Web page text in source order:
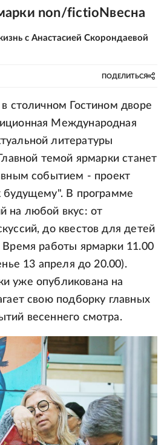
non/fictioNвесна
с Анастасией Скорондаевой
ПОДЕЛИТЬСЯ
столичном Гостином дворе
Международная
литературы
темой ярмарки станет
событием - проект
будущему". В программе
на любой вкус: от
до квестов для детей
Время работы ярмарки 11.00
13 апреля до 20.00).
уже опубликована на
свою подборку главных
весеннего смотра.